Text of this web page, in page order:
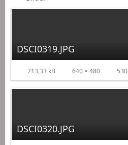
DSCI0319.JPG
213,33 kB 640 × 480 530
DSCI0320.JPG